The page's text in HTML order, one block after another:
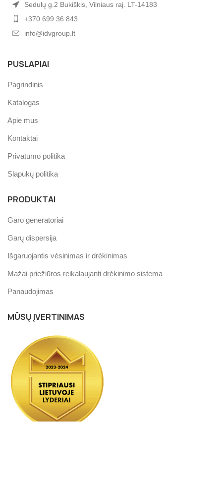
Sedulų g.2 Bukiškis, Vilniaus raj. LT-14183
+370 699 36 843
info@idvgroup.lt
PUSLAPIAI
Pagrindinis
Katalogas
Apie mus
Kontaktai
Privatumo politika
Slapukų politika
PRODUKTAI
Garo generatoriai
Garų dispersija
Išgaruojantis vėsinimas ir drėkinimas
Mažai priežiūros reikalaujanti drėkinimo sistema
Panaudojimas
MŪSŲ ĮVERTINIMAS